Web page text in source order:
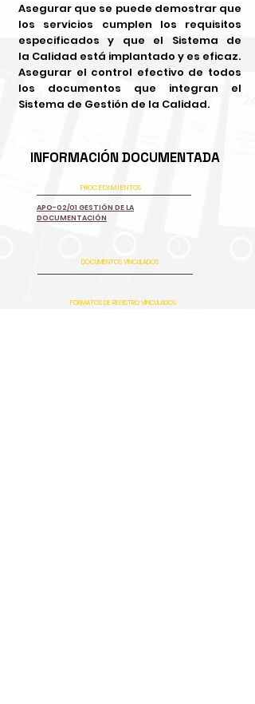
Asegurar que se puede demostrar que
los servicios cumplen los requisitos
especificados y que el Sistema de
la Calidad está implantado y es eficaz.
Asegurar el control efectivo de todos
los documentos que integran el
Sistema de Gestión de la Calidad.
INFORMACIÓN DOCUMENTADA
PROCEDIMIENTOS
APO-02/01 GESTIÓN DE LA
DOCUMENTACIÓN
DOCUMENTOS VINCULADOS
FORMATOS DE REGISTRO VINCULADOS